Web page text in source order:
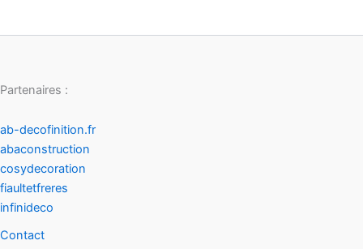
Partenaires :
ab-decofinition.fr
abaconstruction
cosydecoration
fiaultetfreres
infinideco
Contact